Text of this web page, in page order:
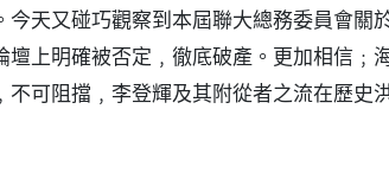
今天又碰巧觀察到本屆聯大總務委員會關
壇上明確被否定﹐徹底破產。更加相信﹔
不可阻擋﹐李登輝及其附從者之流在歷史